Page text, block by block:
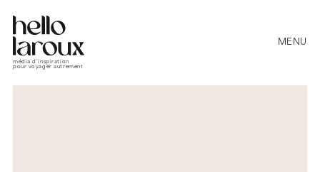
média d’inspiration
pour voyager autrement
MENU